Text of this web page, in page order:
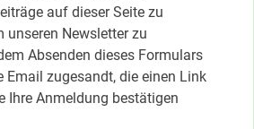
auf dieser Seite zu
unseren Newsletter zu
Absenden dieses Formulars
Email zugesandt, die einen Link
Ihre Anmeldung bestätigen